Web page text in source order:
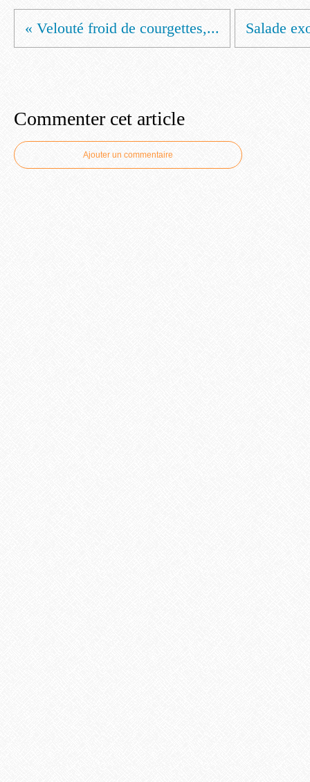
« Velouté froid de courgettes,... Salade
Commenter cet article
Ajouter un commentaire